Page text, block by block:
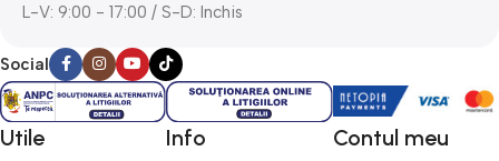
L-V: 9:00 - 17:00 / S-D: Inchis
Social
Utile Info Contul meu